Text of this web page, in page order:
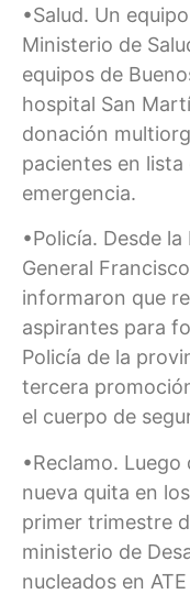
•Salud. Un
Ministerio de
equipos de
hospital San
donación
pacientes en lista
emergencia.
•Policía. Desde
General
informaron que
aspirantes para
Policía de la
tercera
el cuerpo de
•Reclamo.
nueva quita en
primer trimestre
ministerio de
nucleados en